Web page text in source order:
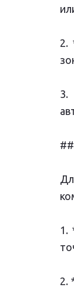
2.
3.
1.
2.